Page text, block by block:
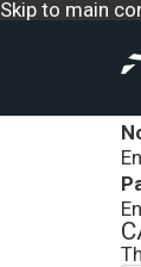
Skip to main